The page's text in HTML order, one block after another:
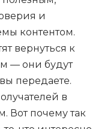
и
контентом.
вернуться к
— они будут
передаете.
в
Вот почему так